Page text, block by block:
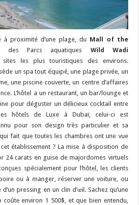
à proximité d’une plage, du Mall of the
des Parcs aquatiques Wild Wadi
les plus touristiques des environs.
un spa tout équipé, une plage privée, un
une piscine couverte, un centre d’affaires
L’hôtel a un restaurant, un bar/lounge et
pour déguster un délicieux cocktail entre
hôtels de Luxe à Dubaï, celui-ci est
pour son design très particulier et sa
fait que toutes les chambres ont une vue
établissement ? La mise à disposition de
24 carats en guise de majordomes virtuels
spécialement pour l’hôtel, les clients
ou à manger, réserver une voiture, ou
pressing en un clin d’œil. Sachez qu’une
coûte environ 1 500$, et que bien entendu,